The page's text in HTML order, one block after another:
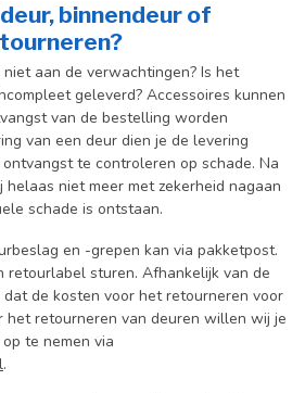
binnendeur of
aan de verwachtingen? Is het
geleverd? Accessoires kunnen
van de bestelling worden
van een deur dien je de levering
te controleren op schade. Na
niet meer met zekerheid nagaan
schade is ontstaan.
en -grepen kan via pakketpost.
retourlabel sturen. Afhankelijk van de
de kosten voor het retourneren voor
het retourneren van deuren willen wij je
te nemen via
.